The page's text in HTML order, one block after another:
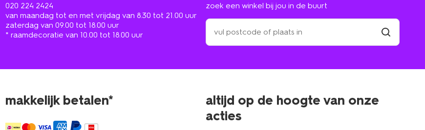
020 224 2424
van maandag tot en met vrijdag van 8.30 tot 21.00 uur
zaterdag van 09.00 tot 18.00 uur
* raamdecoratie van 10.00 tot 18.00 uur
zoek een winkel bij jou in de buurt
zoek
een
winkel
in
makkelijk betalen*
altijd op de hoogte van onze
acties